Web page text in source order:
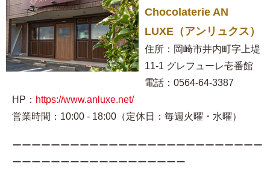
Chocolaterie AN
LUXE（アンリュクス）
住所：岡崎市井内町字上堤
11-1 グレフューレ壱番館
電話：0564-64-3387
HP： https://www.anluxe.net/
営業時間：10:00 - 18:00（定休日：毎週火曜・水曜）
ーーーーーーーーーーーーーーーーーーーーーーーーーー
ーーーーーーーーーーーーーーーーーー